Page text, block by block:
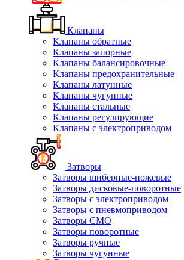
Клапаны
Клапаны обратные
Клапаны запорные
Клапаны балансировочные
Клапаны предохранительные
Клапаны латунные
Клапаны чугунные
Клапаны стальные
Клапаны регулирующие
Клапаны с электроприводом
Затворы
Затворы шиберные-ножевые
Затворы дисковые-поворотные
Затворы с электроприводом
Затворы с пневмоприводом
Затворы СМО
Затворы поворотные
Затворы ручные
Затворы чугунные